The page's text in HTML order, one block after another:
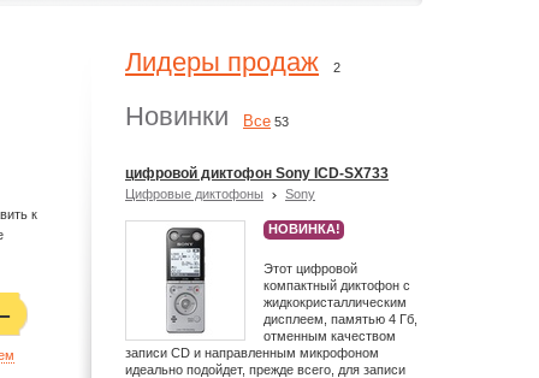
к
Лидеры продаж 2
Новинки Все 53
цифровой диктофон Sony ICD-SX733
Цифровые диктофоны Sony
НОВИНКА!
Этот цифровой
компактный диктофон с
жидкокристаллическим
дисплеем, памятью 4 Гб,
отменным качеством
записи CD и направленным микрофоном
идеально подойдет, прежде всего, для записи